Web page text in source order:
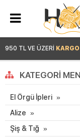
950 TL VE ÜZERİ
KATEGORI
El Örgü İpleri
Alize
Şiş & Tığ